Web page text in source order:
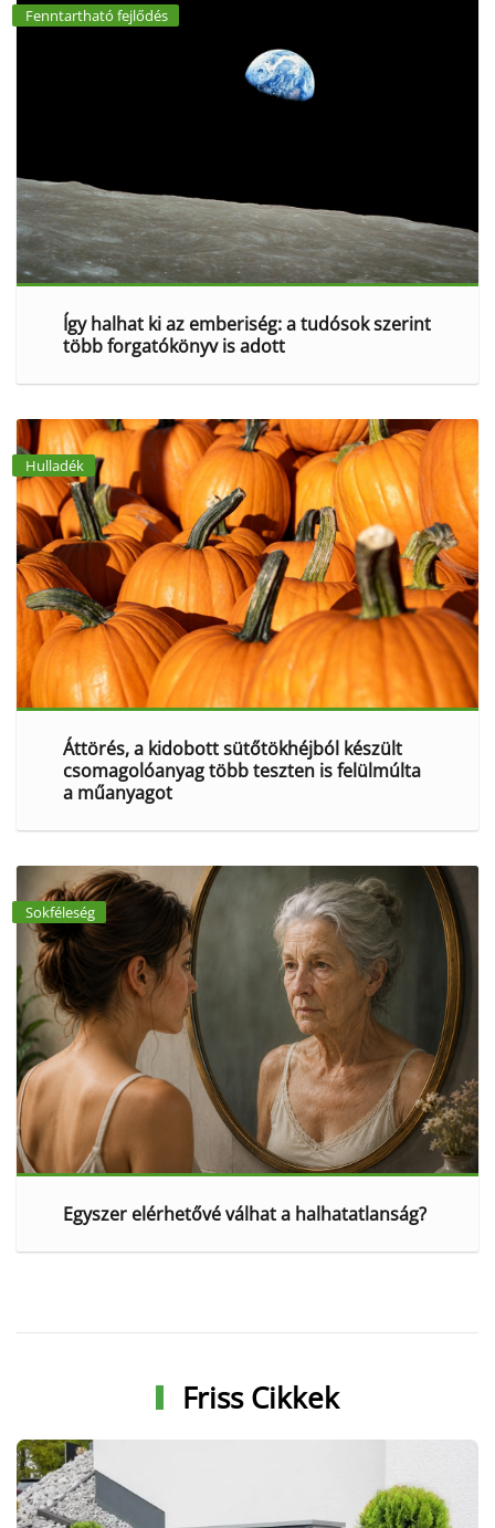
Fenntartható fejlődés
Így halhat ki az emberiség: a tudósok szerint
több forgatókönyv is adott
Hulladék
Áttörés, a kidobott sütőtökhéjból készült
csomagolóanyag több teszten is felülmúlta
a műanyagot
Sokféleség
Egyszer elérhetővé válhat a halhatatlanság?
Friss Cikkek